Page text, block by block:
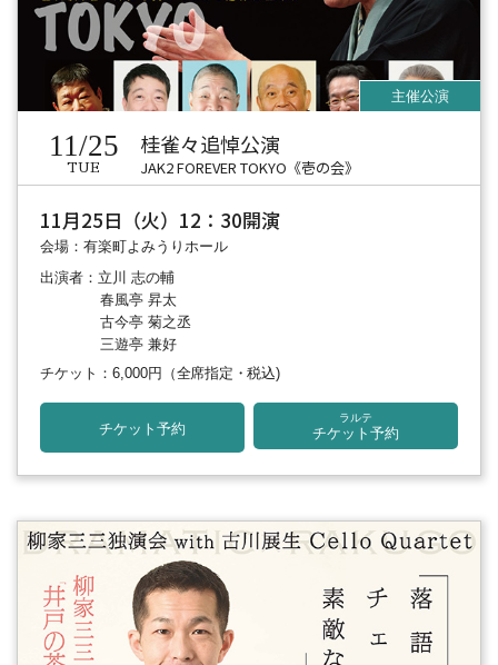
11/25
TUE
桂雀々追悼公演
JAK2 FOREVER TOKYO《壱の会》
11月25日（火）12：30開演
会場：有楽町よみうりホール
出演者：立川 志の輔
春風亭 昇太
古今亭 菊之丞
三遊亭 兼好
チケット：6,000円
（全席指定・税込)
チケット予約
ラルテ
チケット予約